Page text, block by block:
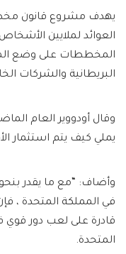
يهدف مشروع قانون
العوائد لملايين
المخططات على وضع
البريطانية والشركات
وقال أودووير العام
يملي كيف يتم استثمار
في المملكة المتحدة ،
قادرة على لعب دور قوي
المتحدة.